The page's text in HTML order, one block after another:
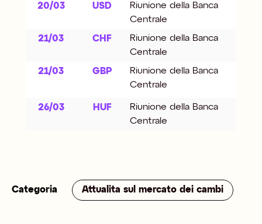
20/03 USD
Riunione della Banca
Centrale
21/03 CHF
Riunione della Banca
Centrale
21/03 GBP
Riunione della Banca
Centrale
26/03 HUF
Riunione della Banca
Centrale
Categoria Attualita sul mercato dei cambi